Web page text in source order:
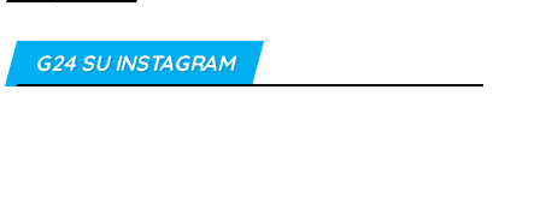
G24 SU INSTAGRAM